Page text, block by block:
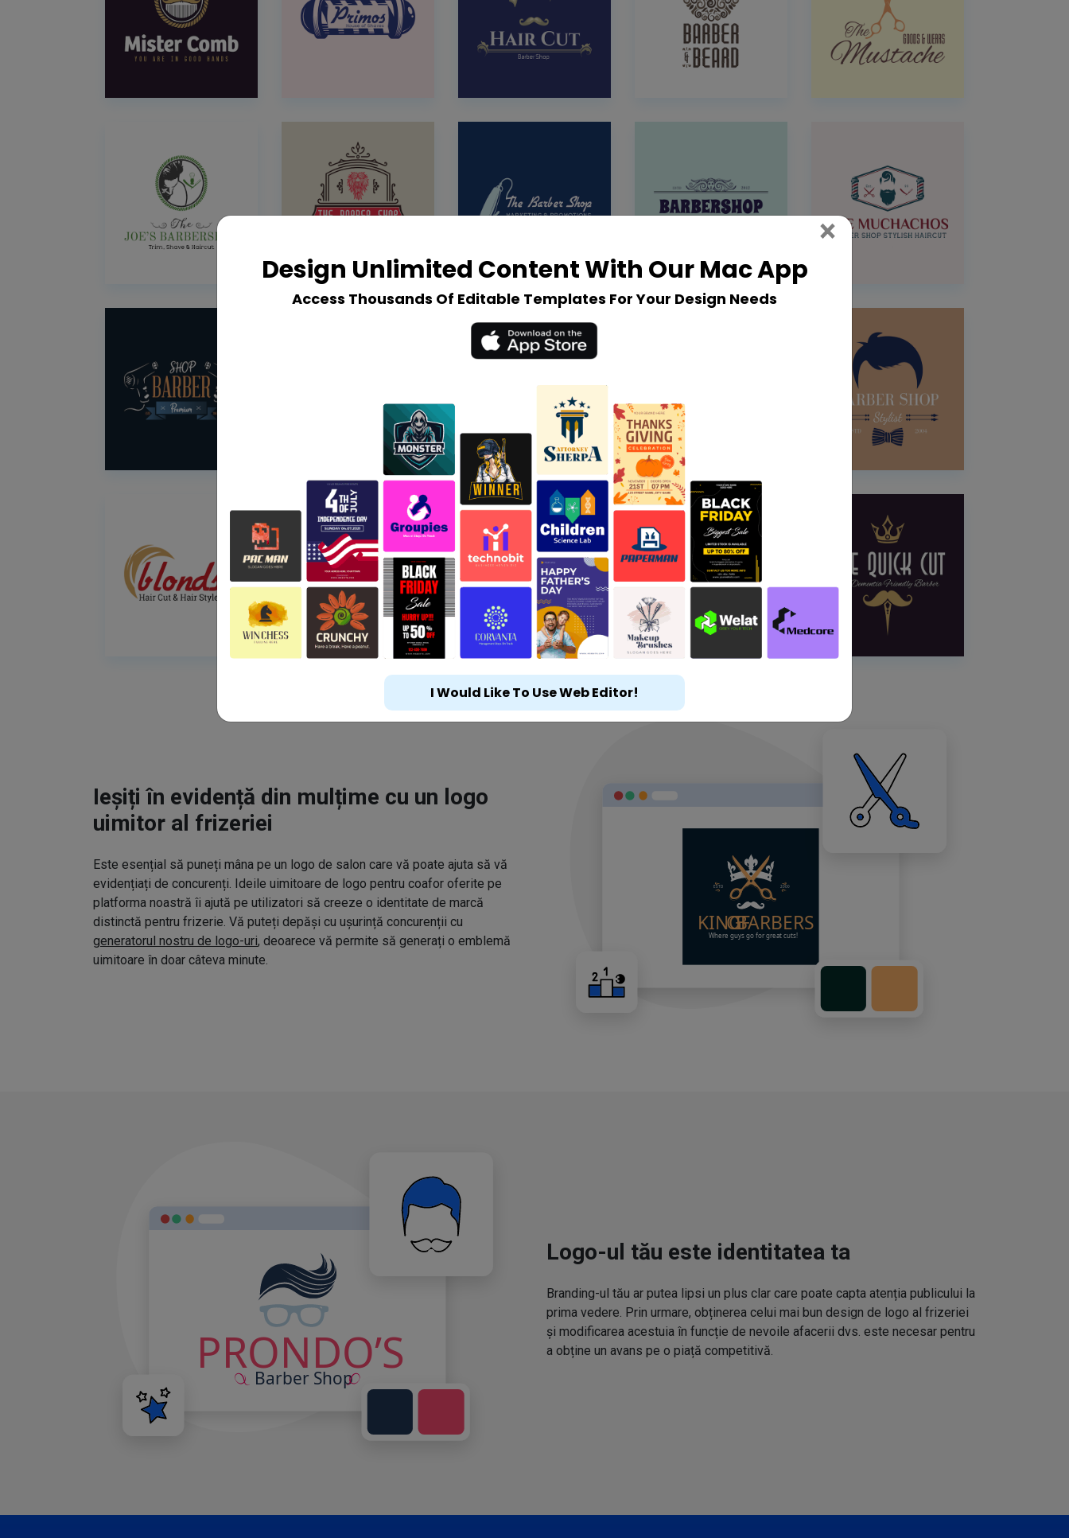
Ieșiți în evidență din mulțime cu un logo
uimitor al frizeriei
Este esențial să puneți mâna pe un logo de salon care vă poate ajuta să vă
evidențiați de concurenți. Ideile uimitoare de logo pentru coafor oferite pe
platforma noastră îi ajută pe utilizatori să creeze o identitate de marcă
distinctă pentru frizerie. Vă puteți depăși cu ușurință concurenții cu
generatorul nostru de logo-uri, deoarece vă permite să generați o emblemă
uimitoare în doar câteva minute.
Logo-ul tău este identitatea ta
Branding-ul tău ar putea lipsi un plus clar care poate capta atenția publicului la
prima vedere. Prin urmare, obținerea celui mai bun design de logo al frizeriei
și modificarea acestuia în funcție de nevoile afacerii dvs. este necesar pentru
a obține un avans pe o piață competitivă.
Design Unlimited Content With Our Mac App
Access Thousands Of Editable Templates For Your Design Needs
× Close
I Would Like To Use Web Editor!